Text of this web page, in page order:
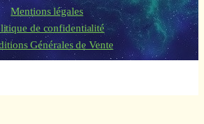
Mentions légales
de confidentialité
Générales de Vente